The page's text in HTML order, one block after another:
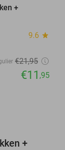
+
9.6 star
€21,95
€11 ,95
+